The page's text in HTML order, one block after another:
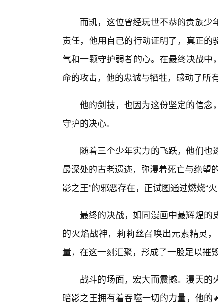
而凯，这位曾经玩世不恭的贵族
责任，他用自己的行动证明了，真正
气和一颗守护弱者的心。在最终决战
命的攻击，他的忠诚与牺牲，感动了所
他的剑技，也因为这份坚定的信念
守护的决心。
随着三个少年实力的飞跃，他们
最深处的古老遗迹，弥漫着死亡与绝望
影之王”的邪恶存在，正试图通过燃烧“
最终的决战，如同漫画中最辉煌的
的火焰战神，莉莉丝召唤出元素精灵
量，在这一刻汇聚，形成了一股足以摧
战斗的场面，宏大而震撼。漫天
暗影之王拥有着吞噬一切的力量，他